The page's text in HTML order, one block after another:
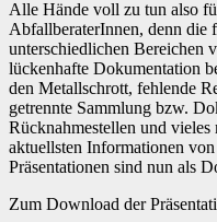
Alle Hände voll zu tun also
AbfallberaterInnen, denn die
unterschiedlichen Bereichen
lückenhafte Dokumentation
den Metallschrott, fehlende
getrennte Sammlung bzw.
Rücknahmestellen und
aktuellsten Informationen
Präsentationen sind nun als
Zum Download der